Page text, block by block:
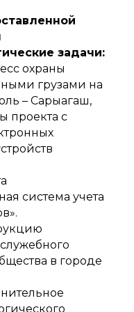
задачи:
охраны
грузами на
– Сарыагаш,
проекта с
система учета
в городе